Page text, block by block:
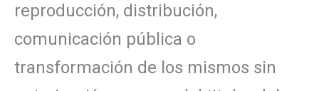
reproducción, distribución,
comunicación pública o
transformación de los mismos sin